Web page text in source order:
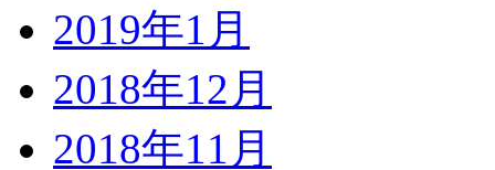
2019年1月
2018年12月
2018年11月